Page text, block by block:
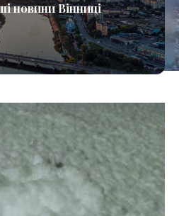
новини Вінниці